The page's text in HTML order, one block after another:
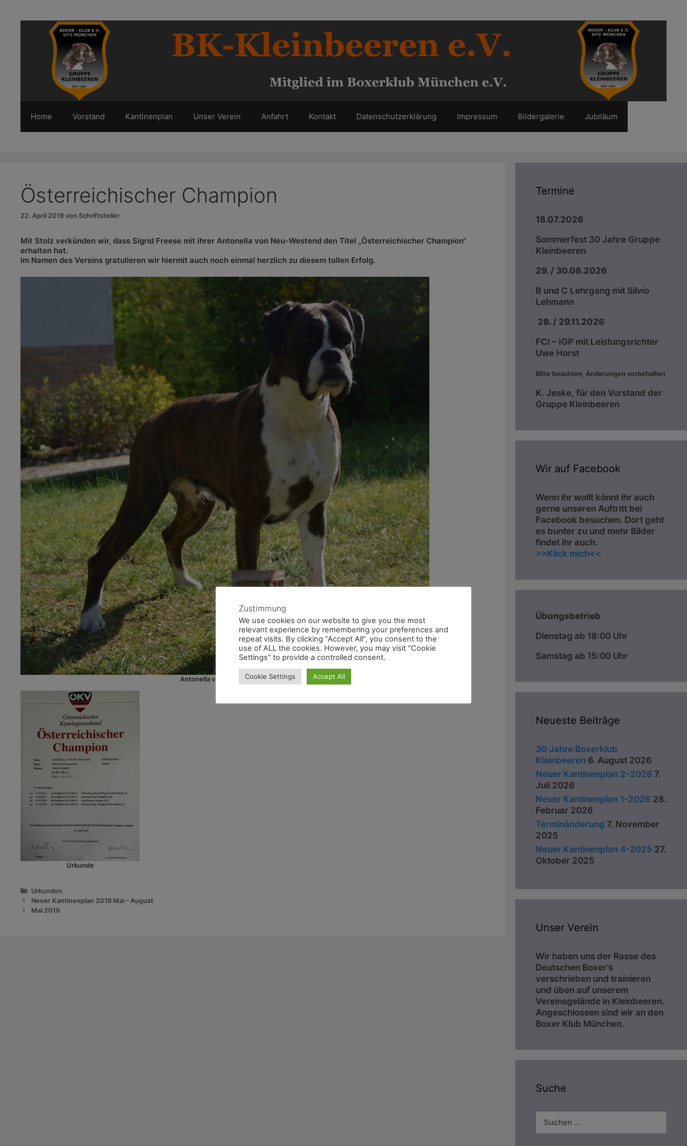
springen
Home Vorstand Kantinenplan Unser Verein Anfahrt Kontakt Datenschutzerklärung Impressum Bildergalerie Jubiläum
Österreichischer Champion
22. April 2019 von Schriftsteller
Mit Stolz verkünden wir, dass Sigrid Freese mit ihrer Antonella von Neu-Westend den Titel „Österreichischer Champion“
erhalten hat.
Im Namen des Vereins gratulieren wir hiermit auch noch einmal herzlich zu diesem tollen Erfolg.
Antonella von Neu-Westend
Urkunde
Kategorien
Urkunden
Neuer Kantinenplan 2019 Mai – August
Mai 2019
Termine
18.07.2026
Sommerfest 30 Jahre Gruppe
Kleinbeeren
29. / 30.08.2026
B und C Lehrgang mit Silvio
Lehmann
28. / 29.11.2026
FCI – IGP mit Leistungsrichter
Uwe Horst
Bitte beachten, Änderungen vorbehalten
K. Jeske, für den Vorstand der
Gruppe Kleinbeeren
Wir auf Facebook
Wenn ihr wollt könnt ihr auch
gerne unseren Auftritt bei
Facebook besuchen. Dort geht
es bunter zu und mehr Bilder
findet ihr auch.
>>Klick mich<<
Übungsbetrieb
Dienstag ab 18:00 Uhr
Samstag ab 15:00 Uhr
Neueste Beiträge
30 Jahre Boxerklub
Kleinbeeren 6. August 2026
Neuer Kantinenplan 2-2026 7.
Juli 2026
Neuer Kantinenplan 1-2026 28.
Februar 2026
Terminänderung 7. November
2025
Neuer Kantinenplan 4-2025 27.
Oktober 2025
Unser Verein
Wir haben uns der Rasse des
Deutschen Boxer’s
verschrieben und trainieren
und üben auf unserem
Vereinsgelände in Kleinbeeren.
Angeschlossen sind wir an den
Boxer Klub München.
Suche
nach:
Zustimmung
We use cookies on our website to give you the most
relevant experience by remembering your preferences and
repeat visits. By clicking “Accept All”, you consent to the
use of ALL the cookies. However, you may visit "Cookie
Settings" to provide a controlled consent.
Cookie Settings Accept All